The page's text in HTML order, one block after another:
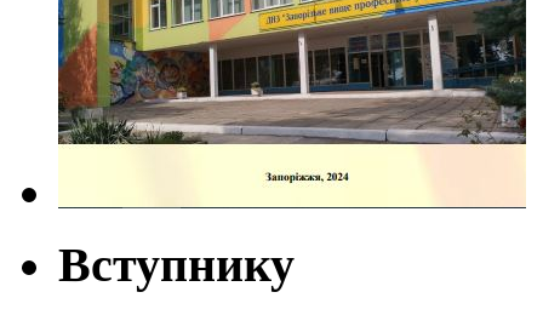
Вступнику